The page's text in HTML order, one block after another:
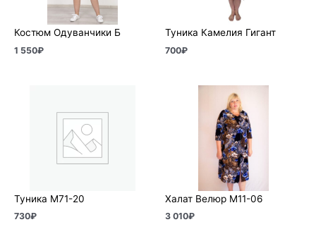
Костюм Одуванчики Б
1 550₽
Туника Камелия Гигант
700₽
Туника М71-20
730₽
Халат Велюр М11-06
3 010₽